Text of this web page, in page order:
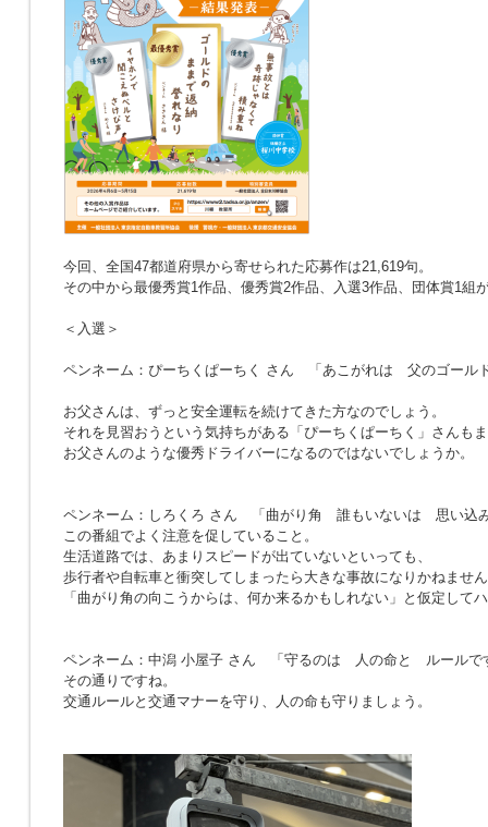
今回、全国47都道府県から寄せられた応募作は21,619句。
その中から最優秀賞1作品、優秀賞2作品、入選3作品、団体賞1組
＜入選＞
ペンネーム：ぴーちくぱーちく さん 「あこがれは 父のゴール
お父さんは、ずっと安全運転を続けてきた方なのでしょう。
それを見習おうという気持ちがある「ぴーちくぱーちく」さんも
お父さんのような優秀ドライバーになるのではないでしょうか。
ペンネーム：しろくろ さん
「曲がり角 誰もいないは 思い込
この番組でよく注意を促していること。
生活道路では、あまりスピードが出ていないといっても、
歩行者や自転車と衝突してしまったら大きな事故になりかねませ
「曲がり角の向こうからは、何か来るかもしれない」と仮定して
ペンネーム：中潟 小屋子 さん 「 守るのは 人の命と ルールで
その通りですね。
交通ルールと交通マナーを守り、人の命も守りましょう。